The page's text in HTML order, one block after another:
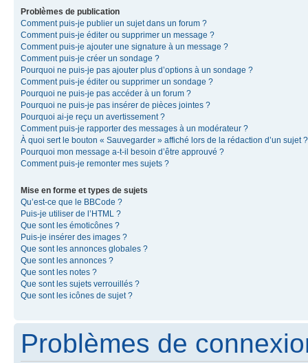
Problèmes de publication
Comment puis-je publier un sujet dans un forum ?
Comment puis-je éditer ou supprimer un message ?
Comment puis-je ajouter une signature à un message ?
Comment puis-je créer un sondage ?
Pourquoi ne puis-je pas ajouter plus d’options à un sondage ?
Comment puis-je éditer ou supprimer un sondage ?
Pourquoi ne puis-je pas accéder à un forum ?
Pourquoi ne puis-je pas insérer de pièces jointes ?
Pourquoi ai-je reçu un avertissement ?
Comment puis-je rapporter des messages à un modérateur ?
À quoi sert le bouton « Sauvegarder » affiché lors de la rédaction d’un sujet ?
Pourquoi mon message a-t-il besoin d’être approuvé ?
Comment puis-je remonter mes sujets ?
Mise en forme et types de sujets
Qu’est-ce que le BBCode ?
Puis-je utiliser de l’HTML ?
Que sont les émoticônes ?
Puis-je insérer des images ?
Que sont les annonces globales ?
Que sont les annonces ?
Que sont les notes ?
Que sont les sujets verrouillés ?
Que sont les icônes de sujet ?
Problèmes de